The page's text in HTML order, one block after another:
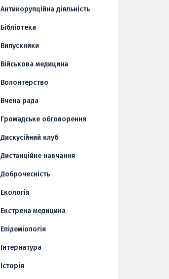
Антикорупційна діяльність
Бібліотека
Випускники
Військова медицина
Волонтерство
Вчена рада
Громадське обговорення
Дискусійний клуб
Дистанційне навчання
Доброчесність
Екологія
Екстрена медицина
Епідеміологія
Інтернатура
Історія